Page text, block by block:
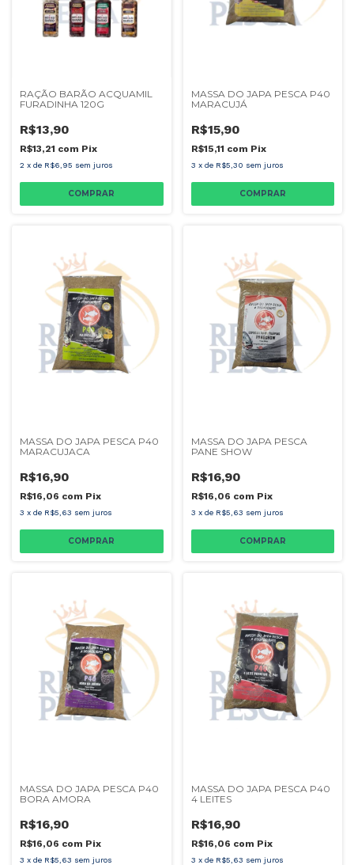
RAÇÃO BARÃO ACQUAMIL
FURADINHA 120G
R$13,90
R$13,21 com Pix
2 x de R$6,95 sem juros
COMPRAR
MASSA DO JAPA PESCA P40
MARACUJÁ
R$15,90
R$15,11 com Pix
3 x de R$5,30 sem juros
MASSA DO JAPA PESCA P40
MARACUJACA
R$16,90
R$16,06 com Pix
3 x de R$5,63 sem juros
MASSA DO JAPA PESCA
PANE SHOW
R$16,90
R$16,06 com Pix
3 x de R$5,63 sem juros
MASSA DO JAPA PESCA P40
BORA AMORA
R$16,90
R$16,06 com Pix
3 x de R$5,63 sem juros
MASSA DO JAPA PESCA P40
4 LEITES
R$16,90
R$16,06 com Pix
3 x de R$5,63 sem juros